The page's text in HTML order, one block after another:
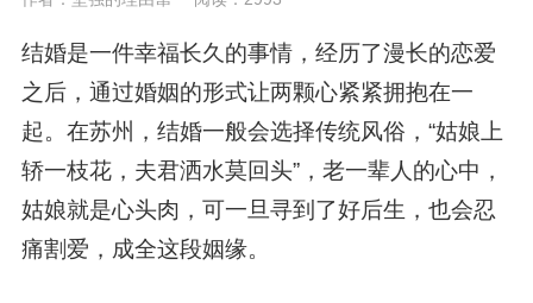
结婚是一件幸福长久的事情，经历了漫长的恋爱
之后，通过婚姻的形式让两颗心紧紧拥抱在一
起。在苏州，结婚一般会选择传统风俗，“姑娘上
轿一枝花，夫君洒水莫回头”，老一辈人的心中，
姑娘就是心头肉，可一旦寻到了好后生，也会忍
痛割爱，成全这段姻缘。